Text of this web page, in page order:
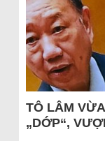
TÔ LÂM
„DỚP“,